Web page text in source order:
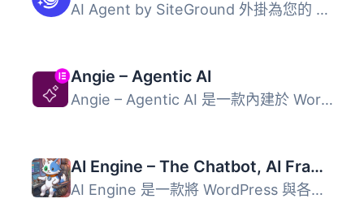
AI Agent by SiteGround 外掛為您的 WordPress 和 WooCommerc...
Angie – Agentic AI
Angie – Agentic AI 是一款內建於 WordPress 的人工智慧外掛...
AI Engine – The Chatbot, AI Framework & MCP for WordPress
AI Engine 是一款將 WordPress 與各大 AI 模型連接的外掛，能...